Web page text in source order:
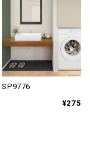
SP9776
¥275